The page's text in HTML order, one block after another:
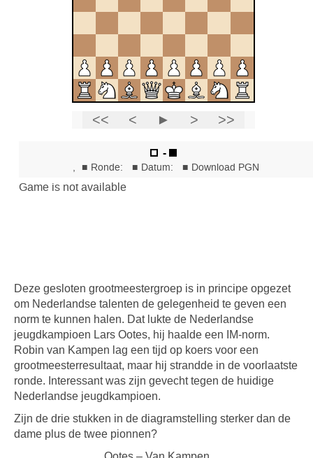
Deze gesloten grootmeestergroep is in principe opgezet
om Nederlandse talenten de gelegenheid te geven een
norm te kunnen halen. Dat lukte de Nederlandse
jeugdkampioen Lars Ootes, hij haalde een IM-norm.
Robin van Kampen lag een tijd op koers voor een
grootmeesterresultaat, maar hij strandde in de voorlaatste
ronde. Interessant was zijn gevecht tegen de huidige
Nederlandse jeugdkampioen.
Zijn de drie stukken in de diagramstelling sterker dan de
dame plus de twee pionnen?